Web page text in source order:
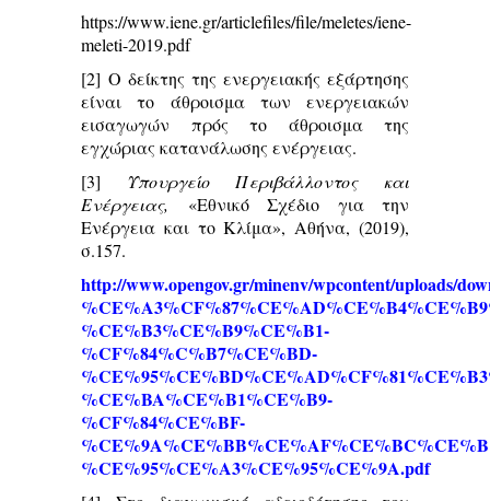
https://www.iene.gr/articlefiles/file/meletes/iene-
meleti-2019.pdf
[2] Ο δείκτης της ενεργειακής εξάρτησης
είναι το άθροισμα των ενεργειακών
εισαγωγών πρός το άθροισμα της
εγχώριας κατανάλωσης ενέργειας.
[3]
Υπουργείο Περιβάλλοντος και
Ενέργειας, «Εθνικό Σχέδιο για την
Ενέργεια και το Κλίμα», Αθήνα, (2019),
σ.157.
http://www.opengov.gr/minenv/wpcontent/uploads/
%CE%B3%CE%B9%CE%B1-
%CF%84%C%B7%CE%BD-
%CE%BA%CE%B1%CE%B9-
%CF%84%CE%BF-
%CE%95%CE%A3%CE%95%CE%9A.pdf